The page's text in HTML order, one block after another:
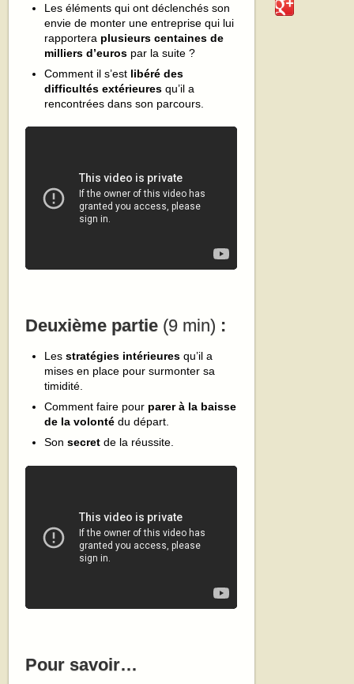
Les éléments qui ont déclenchés son
envie de monter une entreprise qui lui
rapportera plusieurs centaines de
milliers d’euros par la suite ?
Comment il s’est libéré des
difficultés extérieures qu’il a
rencontrées dans son parcours.
Deuxième partie (9 min) :
Lesstratégies intérieures qu’il a
mises en place pour surmonter sa
timidité.
Comment faire pour parer à la baisse
de la volonté du départ.
Sonsecret de la réussite.
Pour savoir…